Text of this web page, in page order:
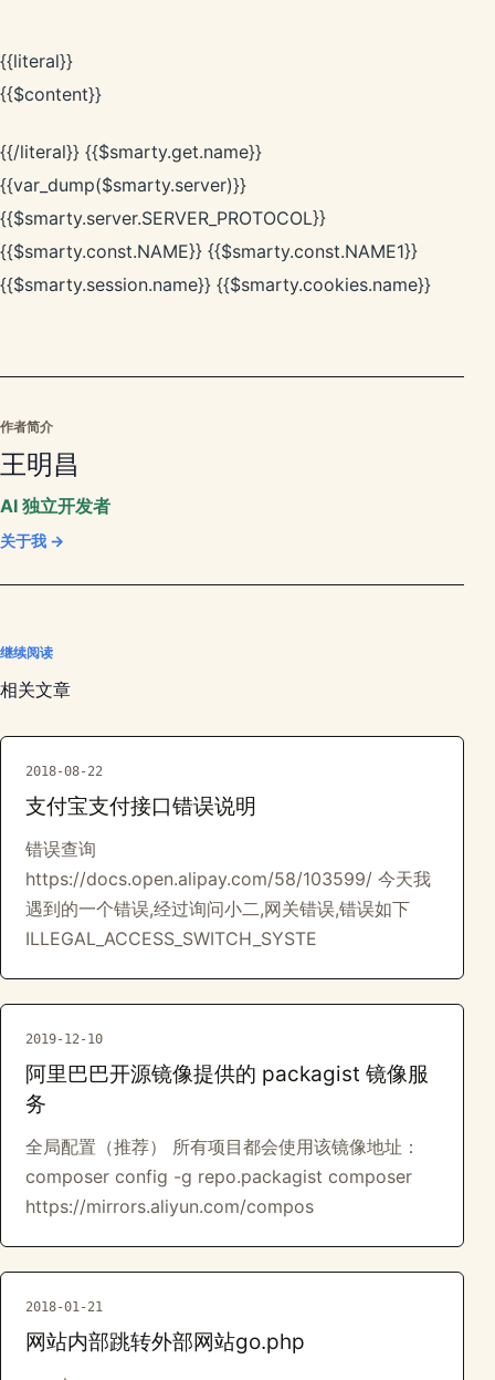
{{literal}}
{{$content}}
{{/literal}} {{$smarty.get.name}}
{{var_dump($smarty.server)}}
{{$smarty.server.SERVER_PROTOCOL}}
{{$smarty.const.NAME}} {{$smarty.const.NAME1}}
{{$smarty.session.name}} {{$smarty.cookies.name}}
作者简介
王明昌
AI 独立开发者
关于我 →
继续阅读
相关文章
2018-08-22
支付宝支付接口错误说明
错误查询
https://docs.open.alipay.com/58/103599/ 今天我
遇到的一个错误,经过询问小二,网关错误,错误如下
ILLEGAL_ACCESS_SWITCH_SYSTE
2019-12-10
阿里巴巴开源镜像提供的 packagist 镜像服
务
全局配置（推荐） 所有项目都会使用该镜像地址：
composer config -g repo.packagist composer
https://mirrors.aliyun.com/compos
2018-01-21
网站内部跳转外部网站go.php